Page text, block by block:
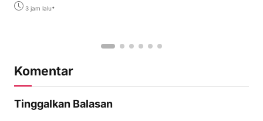
3 jam lalu•
Komentar
Tinggalkan Balasan